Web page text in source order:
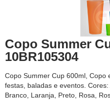
Copo Summer
10BR105304
Copo Summer Cup 600ml, Copo
festas, baladas e eventos.
Branco, Laranja, Preto, Rosa,